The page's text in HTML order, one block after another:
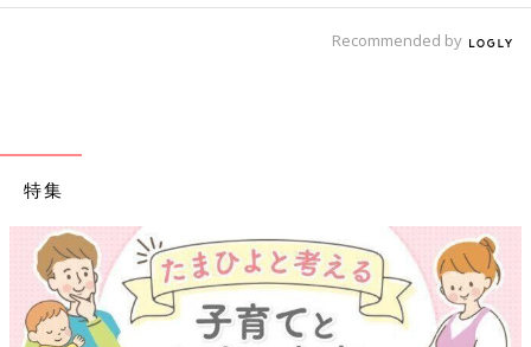
Recommended by
特集